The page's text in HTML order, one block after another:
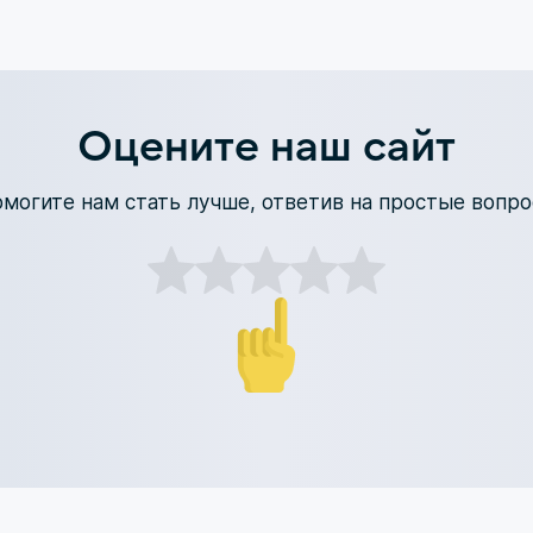
Оцените наш сайт
нам стать лучше, ответив на простые